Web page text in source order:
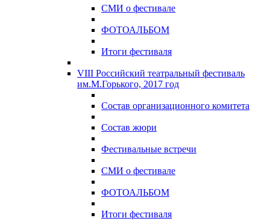
СМИ о фестивале
ФОТОАЛЬБОМ
Итоги фестиваля
VIII Российский театральный фестиваль
им.М.Горького, 2017 год
Состав организационного комитета
Состав жюри
Фестивальные встречи
СМИ о фестивале
ФОТОАЛЬБОМ
Итоги фестиваля